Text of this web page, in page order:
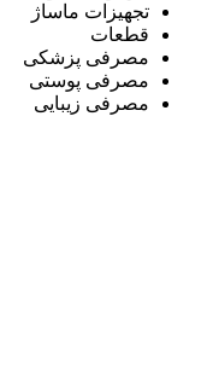
تجهیزات ماساژ
قطعات
مصرفی پزشکی
مصرفی پوستی
مصرفی زیبایی